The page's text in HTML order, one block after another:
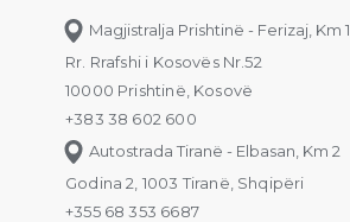
Magjistralja Prishtinë - Ferizaj, Km 1
Rr. Rrafshi i Kosovës Nr.52
10000 Prishtinë, Kosovë
+383 38 602 600
Autostrada Tiranë - Elbasan, Km 2
Godina 2, 1003 Tiranë, Shqipëri
+355 68 353 6687